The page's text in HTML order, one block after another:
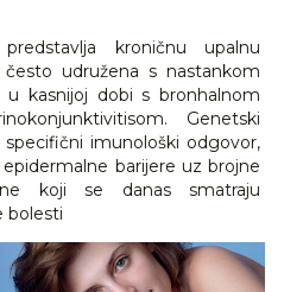
kroničnu upalnu
udružena s nastankom
kasnijoj dobi s bronhalnom
Genetski
imunološki odgovor,
barijere uz brojne
koji se danas smatraju
bolesti